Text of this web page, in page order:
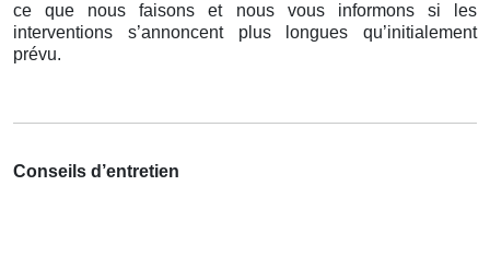
ce que nous faisons et nous vous informons si les
interventions s’annoncent plus longues qu’initialement
prévu.
Conseils d’entretien